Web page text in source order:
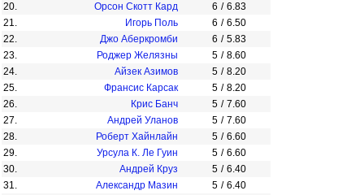
20.
Орсон Скотт Кард 6 / 6.83
21.
Игорь Поль 6 / 6.50
22.
Джо Аберкромби 6 / 5.83
23.
Роджер Желязны 5 / 8.60
24.
Айзек Азимов 5 / 8.20
25.
Франсис Карсак 5 / 8.20
26.
Крис Банч 5 / 7.60
27.
Андрей Уланов 5 / 7.60
28.
Роберт Хайнлайн 5 / 6.60
29.
Урсула К. Ле Гуин 5 / 6.60
30.
Андрей Круз 5 / 6.40
31.
Александр Мазин 5 / 6.40